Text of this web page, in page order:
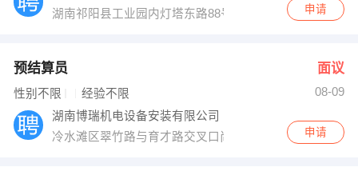
湖南祁阳县工业园内灯塔东路88号
申请
预结算员 面议
性别不限 经验不限
08-09
湖南博瑞机电设备安装有限公司
冷水滩区翠竹路与育才路交叉口尚东大厦11楼
申请